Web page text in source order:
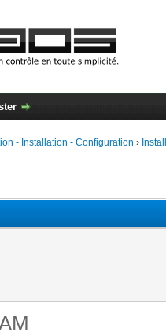
- Installation - Configuration ›